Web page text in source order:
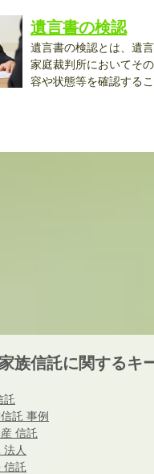
遺言書の検認
遺言書の検認とは、遺
家庭裁判所においてそ
容や状態等を確認する
家族信託に関するキ
託
託 事例
信託
法人
信託